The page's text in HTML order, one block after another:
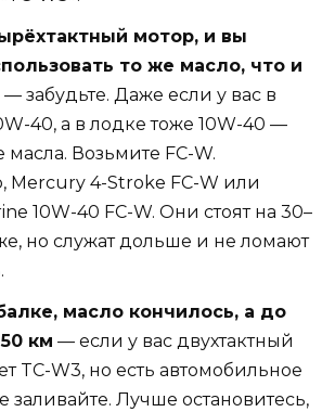
мотор, и вы
то же масло, что и
— забудьте. Даже если у вас в
40, а в лодке тоже 10W-40 —
масла. Возьмите FC-W.
Mercury 4-Stroke FC-W или
10W-40 FC-W. Они стоят на 30–
но служат дольше и не ломают
масло кончилось, а до
км — если у вас двухтактный
TC-W3, но есть автомобильное
заливайте. Лучше остановитесь,